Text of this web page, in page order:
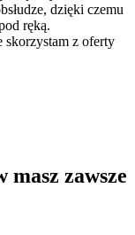
dzięki czemu
ręką.
skorzystam z oferty
masz zawsze